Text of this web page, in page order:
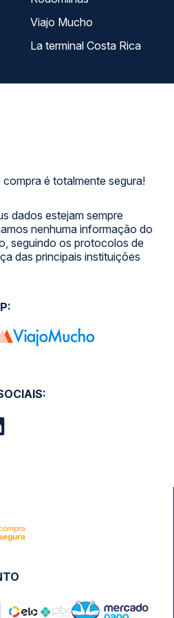
é totalmente segura!
dados estejam sempre
nenhuma informação do
seguindo os protocolos de
das principais instituições
Viajo Mucho
La terminal Costa Rica